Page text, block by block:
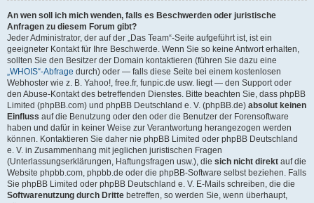
An wen soll ich mich wenden, falls es Beschwerden oder juristische
Anfragen zu diesem Forum gibt?
Jeder Administrator, der auf der „Das Team“-Seite aufgeführt ist, ist ein
geeigneter Kontakt für Ihre Beschwerde. Wenn Sie so keine Antwort erhalten,
sollten Sie den Besitzer der Domain kontaktieren (führen Sie dazu eine
„WHOIS“-Abfrage durch) oder — falls diese Seite bei einem kostenlosen
Webhoster wie z. B. Yahoo!, free.fr, funpic.de usw. liegt — den Support oder
den Abuse-Kontakt des betreffenden Dienstes. Bitte beachten Sie, dass phpBB
Limited (phpBB.com) und phpBB Deutschland e. V. (phpBB.de) absolut keinen
Einfluss auf die Benutzung oder den oder die Benutzer der Forensoftware
haben und dafür in keiner Weise zur Verantwortung herangezogen werden
können. Kontaktieren Sie daher nie phpBB Limited oder phpBB Deutschland
e. V. in Zusammenhang mit jeglichen juristischen Fragen
(Unterlassungserklärungen, Haftungsfragen usw.), die sich nicht direkt auf die
Website phpbb.com, phpbb.de oder die phpBB-Software selbst beziehen. Falls
Sie phpBB Limited oder phpBB Deutschland e. V. E-Mails schreiben, die die
Softwarenutzung durch Dritte betreffen, so werden Sie, wenn überhaupt,